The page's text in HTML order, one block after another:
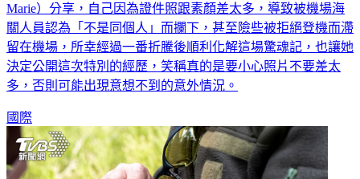
Marie）分享，自己因為證件照跟素顏差太多，導致被機場海
關人員認為「不是同個人」而攔下，甚至險些被拒絕登機而滯
留在機場，所幸經過一番折騰後順利化解這場驚魂記，也讓她
決定公開這次特別的經歷，笑稱真的是要小心照片不要差太
多，否則可能出現意想不到的意外情況。
國際